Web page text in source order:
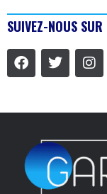
SUIVEZ-NOUS SUR